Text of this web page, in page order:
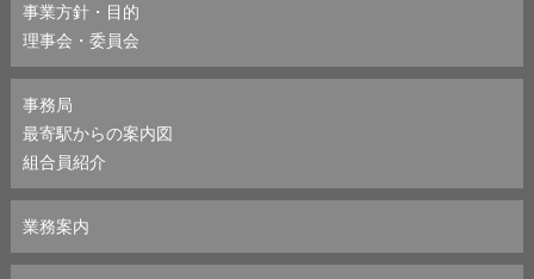
事業方針・目的
理事会・委員会
事務局
最寄駅からの案内図
組合員紹介
業務案内